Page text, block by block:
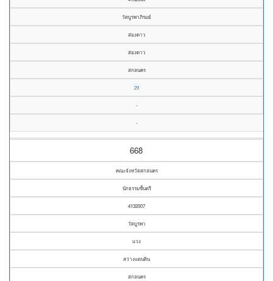
วัดบูรพาภิรมย์
ส่องดาว
ส่องดาว
สกลนคร
29
-
-
668
คณะจังหวัดสกลนคร
นักธรรมชั้นตรี
4132007
วัดบูรพา
แวง
สว่างแดนดิน
สกลนคร